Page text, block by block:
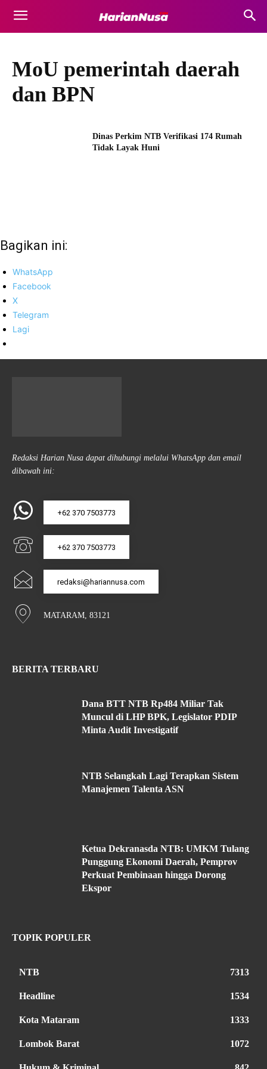
MoU pemerintah daerah
dan BPN
Dinas Perkim NTB Verifikasi 174 Rumah
Tidak Layak Huni
Bagikan ini:
WhatsApp
Facebook
X
Telegram
Lagi
Redaksi Harian Nusa dapat dihubungi melalui WhatsApp dan email
dibawah ini:
+62 370 7503773
+62 370 7503773
redaksi@hariannusa.com
MATARAM, 83121
BERITA TERBARU
Dana BTT NTB Rp484 Miliar Tak
Muncul di LHP BPK, Legislator PDIP
Minta Audit Investigatif
NTB Selangkah Lagi Terapkan Sistem
Manajemen Talenta ASN
Ketua Dekranasda NTB: UMKM Tulang
Punggung Ekonomi Daerah, Pemprov
Perkuat Pembinaan hingga Dorong
Ekspor
TOPIK POPULER
NTB 7313
Headline 1534
Kota Mataram 1333
Lombok Barat 1072